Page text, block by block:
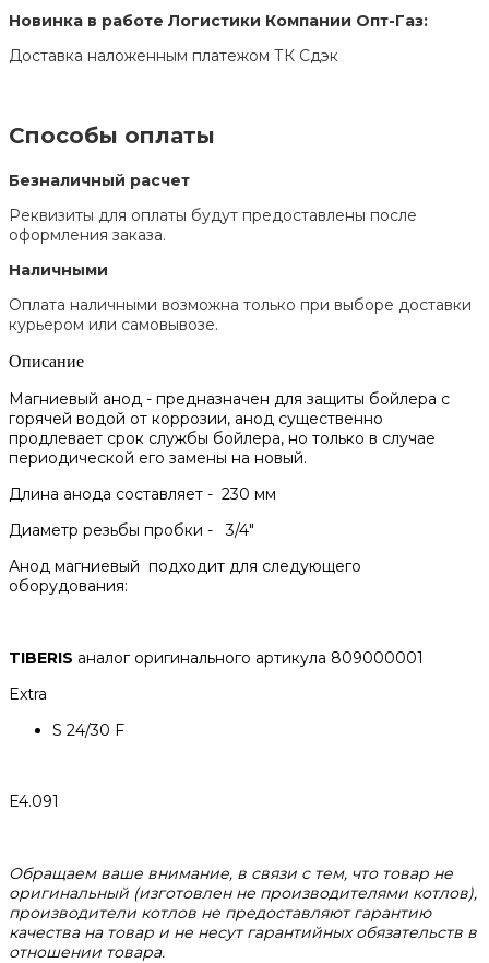
Новинка в работе Логистики Компании Опт-Газ:
Доставка наложенным платежом ТК Сдэк
Способы оплаты
Безналичный расчет
Реквизиты для оплаты будут предоставлены после
оформления заказа.
Наличными
Оплата наличными возможна только при выборе доставки
курьером или самовывозе.
Описание
Магниевый анод - предназначен для защиты бойлера с
горячей водой от коррозии, анод существенно
продлевает срок службы бойлера, но только в случае
периодической его замены на новый.
Длина анода составляет - 230 мм
Диаметр резьбы пробки - 3/4"
Анод магниевый подходит для следующего
оборудования:
TIBERIS аналог оригинального артикула 809000001
Extra
S 24/30 F
Е4.091
Обращаем ваше внимание, в связи с тем, что товар не
оригинальный (изготовлен не производителями котлов),
производители котлов не предоставляют гарантию
качества на товар и не несут гарантийных обязательств в
отношении товара.